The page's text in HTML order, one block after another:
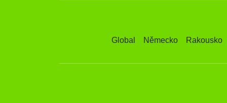
Global Německo Rakousko